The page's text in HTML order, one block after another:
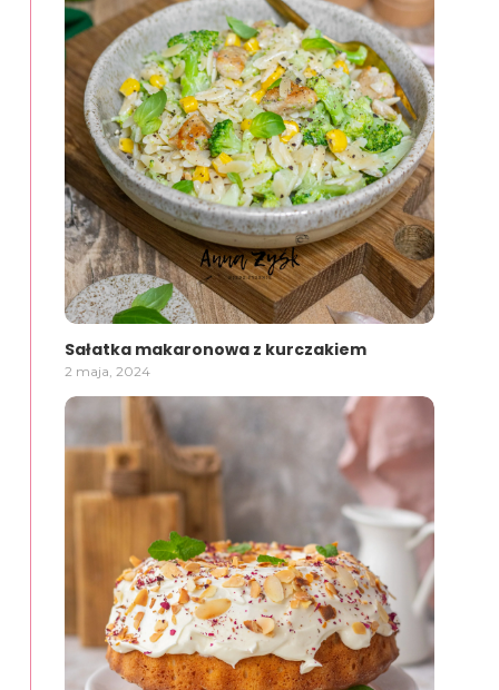
Sałatka makaronowa z kurczakiem
2 maja, 2024